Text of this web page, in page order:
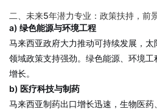
二、未来5年潜力专业：政策扶持，前
a) 绿色能源与环境工程
马来西亚政府大力推动可持续发展，
领域政策支持强劲。绿色能源、环境
增长。
b) 医疗科技与制药
马来西亚制药出口增长迅速，生物医